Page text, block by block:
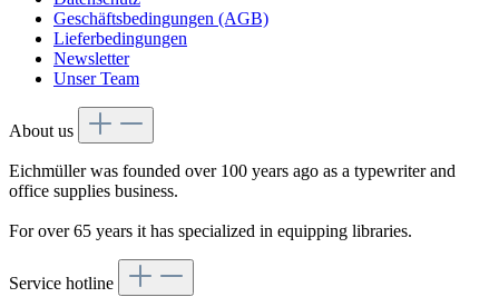
Geschäftsbedingungen (AGB)
Lieferbedingungen
Newsletter
Unser Team
About us
Eichmüller was founded over 100 years ago as a typewriter and
office supplies business.
For over 65 years it has specialized in equipping libraries.
Service hotline